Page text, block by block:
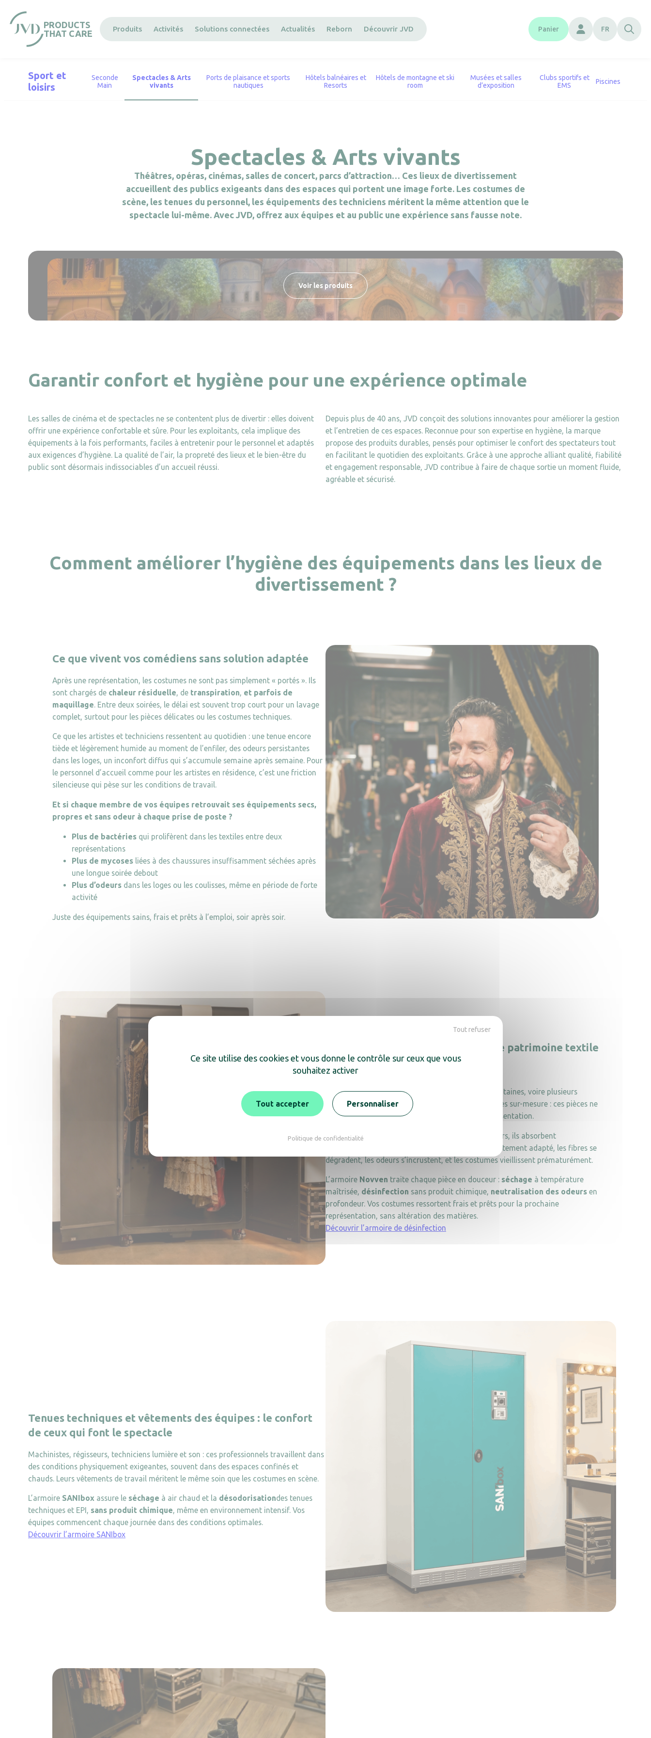
PRODUCTS
THAT CARE
Produits Activités Solutions connectées Actualités Reborn Découvrir JVD Panier FR
Sport et
loisirs
Seconde
Main
Spectacles & Arts
vivants
Ports de plaisance et sports
nautiques
Hôtels balnéaires et
Resorts
Hôtels de montagne et ski
room
Musées et salles
d’exposition
Clubs sportifs et
EMS
Piscines
Spectacles & Arts vivants
Théâtres, opéras, cinémas, salles de concert, parcs d’attraction… Ces lieux de divertissement
accueillent des publics exigeants dans des espaces qui portent une image forte. Les costumes de
scène, les tenues du personnel, les équipements des techniciens méritent la même attention que le
spectacle lui-même. Avec JVD, offrez aux équipes et au public une expérience sans fausse note.
Voir les produits
Garantir confort et hygiène pour une expérience optimale
Les salles de cinéma et de spectacles ne se contentent plus de divertir : elles doivent
offrir une expérience confortable et sûre. Pour les exploitants, cela implique des
équipements à la fois performants, faciles à entretenir pour le personnel et adaptés
aux exigences d’hygiène. La qualité de l’air, la propreté des lieux et le bien-être du
public sont désormais indissociables d’un accueil réussi.
Depuis plus de 40 ans, JVD conçoit des solutions innovantes pour améliorer la gestion
et l’entretien de ces espaces. Reconnue pour son expertise en hygiène, la marque
propose des produits durables, pensés pour optimiser le confort des spectateurs tout
en facilitant le quotidien des exploitants. Grâce à une approche alliant qualité, fiabilité
et engagement responsable, JVD contribue à faire de chaque sortie un moment fluide,
agréable et sécurisé.
Comment améliorer l’hygiène des équipements dans les lieux de
divertissement ?
Ce que vivent vos comédiens sans solution adaptée
Après une représentation, les costumes ne sont pas simplement « portés ». Ils
sont chargés de chaleur résiduelle, de transpiration, et parfois de
maquillage. Entre deux soirées, le délai est souvent trop court pour un lavage
complet, surtout pour les pièces délicates ou les costumes techniques.
Ce que les artistes et techniciens ressentent au quotidien : une tenue encore
tiède et légèrement humide au moment de l’enfiler, des odeurs persistantes
dans les loges, un inconfort diffus qui s’accumule semaine après semaine. Pour
le personnel d’accueil comme pour les artistes en résidence, c’est une friction
silencieuse qui pèse sur les conditions de travail.
Et si chaque membre de vos équipes retrouvait ses équipements secs,
propres et sans odeur à chaque prise de poste ?
Plus de bactéries qui prolifèrent dans les textiles entre deux
représentations
Plus de mycoses liées à des chaussures insuffisamment séchées après
une longue soirée debout
Plus d’odeurs dans les loges ou les coulisses, même en période de forte
activité
Juste des équipements sains, frais et prêts à l’emploi, soir après soir.
Costumes de scène : protéger votre patrimoine textile
le plus précieux
Un costume de scène peut représenter plusieurs centaines, voire plusieurs
milliers d’euros. Broderies, matières délicates, coupes sur-mesure : ces pièces ne
peuvent pas passer en machine entre chaque représentation.
Pourtant, portés plusieurs heures sous les projecteurs, ils absorbent
intégralement la transpiration des artistes.Sans traitement adapté, les fibres se
dégradent, les odeurs s’incrustent, et les costumes vieillissent prématurément.
L’armoire Novven traite chaque pièce en douceur : séchage à température
maîtrisée, désinfection sans produit chimique, neutralisation des odeurs en
profondeur. Vos costumes ressortent frais et prêts pour la prochaine
représentation, sans altération des matières.
Découvrir l’armoire de désinfection
Tenues techniques et vêtements des équipes : le confort
de ceux qui font le spectacle
Machinistes, régisseurs, techniciens lumière et son : ces professionnels travaillent dans
des conditions physiquement exigeantes, souvent dans des espaces confinés et
chauds. Leurs vêtements de travail méritent le même soin que les costumes en scène.
L’armoire SANIbox assure le séchage à air chaud et la désodorisationdes tenues
techniques et EPI, sans produit chimique, même en environnement intensif. Vos
équipes commencent chaque journée dans des conditions optimales.
Découvrir l’armoire SANIbox
Ce site utilise des cookies et vous donne le contrôle sur ceux que vous
souhaitez activer
Tout accepter
Tout refuser
Personnaliser
Politique de confidentialité